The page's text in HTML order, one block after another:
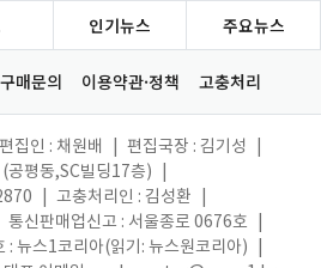
인기뉴스 주요뉴스
매문의 이용약관·정책 고충처리
편집인 : 채원배 편집국장 : 김기성
공평동,SC빌딩17층)
고충처리인 : 김성환
통신판매업신고 : 서울종로 0676호
: 뉴스1코리아(읽기: 뉴스원코리아)